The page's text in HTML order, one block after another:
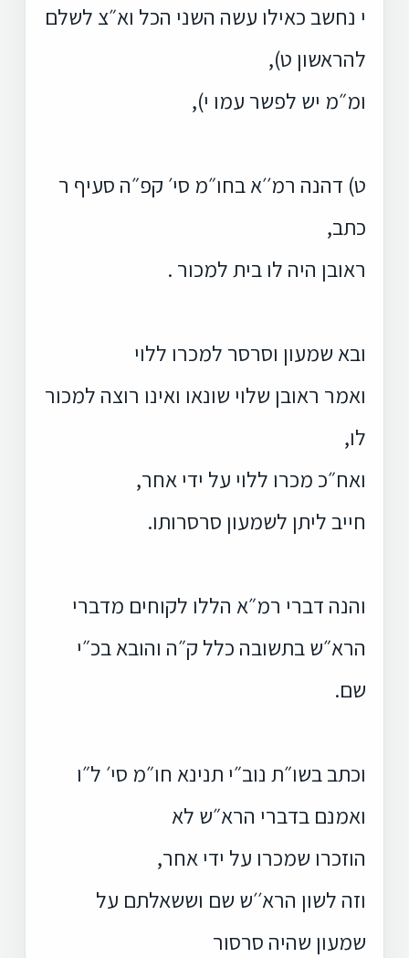
י נחשב כאילו עשה השני הכל וא״צ לשלם
להראשון ט),
ומ״מ יש לפשר עמו י),
ט) דהנה רמ׳׳א בחו״מ סי׳ קפ״ה סעיף ר
כתב,
ראובן היה לו בית למכור .
ובא שמעון וסרסר למכרו ללוי
ואמר ראובן שלוי שונאו ואינו רוצה למכור
לו,
ואח״כ מכרו ללוי על ידי אחר,
חייב ליתן לשמעון סרסרותו.
והנה דברי רמ״א הללו לקוחים מדברי
הרא״ש בתשובה כלל ק״ה והובא בכ״י
שם.
וכתב בשו״ת נוב״י תנינא חו״מ סי׳ ל״ו
ואמנם בדברי הרא״ש לא
הוזכרו שמכרו על ידי אחר,
וזה לשון הרא׳׳ש שם וששאלתם על
שמעון שהיה סרסור